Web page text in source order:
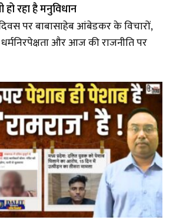
रहा है मनुविधान
पर बाबासाहेब आंबेडकर के विचारों,
और आज की राजनीति पर